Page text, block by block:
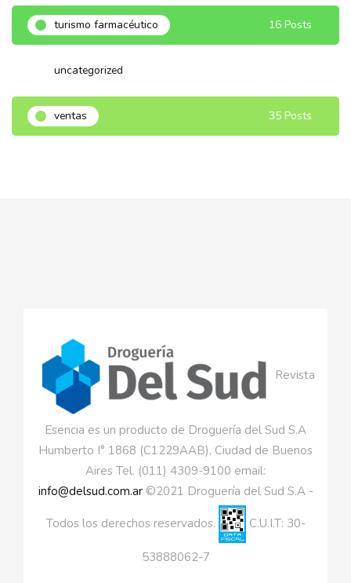
turismo farmacéutico 16 Posts
uncategorized
ventas 35 Posts
Revista
Esencia es un producto de Droguería del Sud S.A
Humberto I° 1868 (C1229AAB), Ciudad de Buenos
Aires Tel. (011) 4309-9100 email:
info@delsud.com.ar©2021 Droguería del Sud S.A -
Todos los derechos reservados. C.U.I.T: 30-
53888062-7